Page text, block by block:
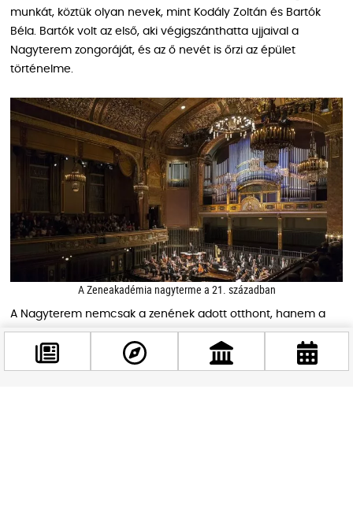
munkát, köztük olyan nevek, mint Kodály Zoltán és Bartók
Béla. Bartók volt az első, aki végigszánthatta ujjaival a
Nagyterem zongoráját, és az ő nevét is őrzi az épület
történelme.
A Zeneakadémia nagyterme a 21. században
A Nagyterem nemcsak a zenének adott otthont, hanem a
magyar irodalomnak is, hiszen a Nyugat-estek alkalmával az
ország legnevesebb irodalmárai gyűltek itt össze. 1945-ben
még rendkívülibb események színhelye volt: ekkor a háborús